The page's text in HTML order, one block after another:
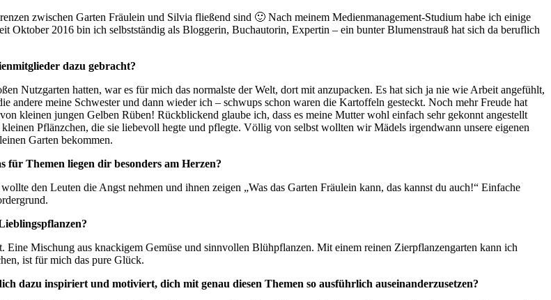
zwischen Garten Fräulein und Silvia fließend sind 🙂 Nach meinem Medienmanagement-Studium habe ich einige
Oktober 2016 bin ich selbstständig als Bloggerin, Buchautorin, Expertin – ein bunter Blumenstrauß hat sich da beruflich
dazu gebracht?
Nutzgarten hatten, war es für mich das normalste der Welt, dort mit anzupacken. Es hat sich ja nie wie Arbeit angefühlt,
andere meine Schwester und dann wieder ich – schwups schon waren die Kartoffeln gesteckt. Noch mehr Freude hat
kleinen jungen Gelben Rüben! Rückblickend glaube ich, dass es meine Mutter wohl einfach sehr gekonnt angestellt
Pflänzchen, die sie liebevoll hegte und pflegte. Völlig von selbst wollten wir Mädels irgendwann unsere eigenen
Garten bekommen.
für Themen liegen dir besonders am Herzen?
den Leuten die Angst nehmen und ihnen zeigen „Was das Garten Fräulein kann, das kannst du auch!“ Einfache
Eine Mischung aus knackigem Gemüse und sinnvollen Blühpflanzen. Mit einem reinen Zierpflanzengarten kann ich
ist für mich das pure Glück.
dazu inspiriert und motiviert, dich mit genau diesen Themen so ausführlich auseinanderzusetzen?